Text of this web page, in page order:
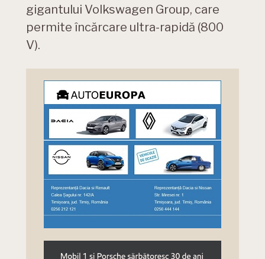
gigantului Volkswagen Group, care
permite încărcare ultra-rapidă (800
V).